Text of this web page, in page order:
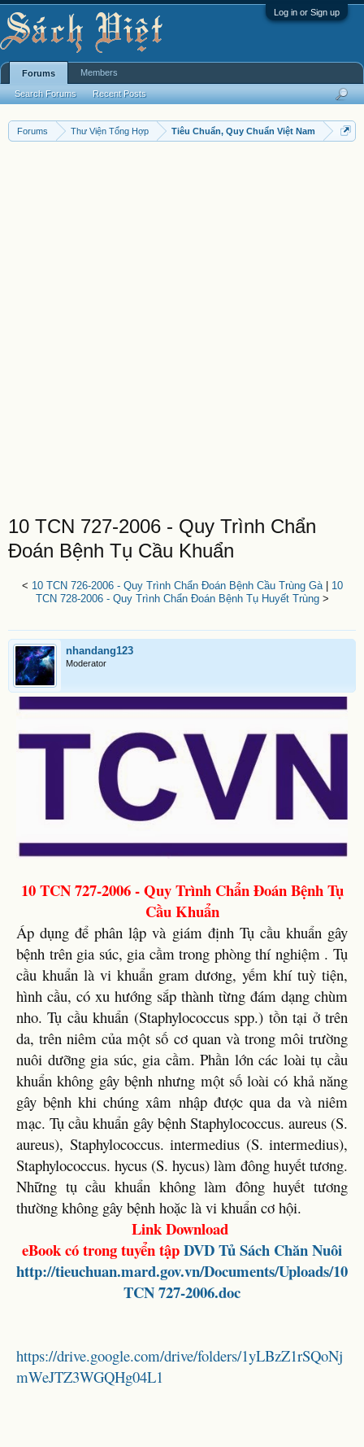
Log in or Sign up
Forums Thư Viện Tổng Hợp Tiêu Chuẩn, Quy Chuẩn Việt Nam
10 TCN 727-2006 - Quy Trình Chẩn
Đoán Bệnh Tụ Cầu Khuẩn
< 10 TCN 726-2006 - Quy Trình Chẩn Đoán Bệnh Cầu Trùng Gà| 10
TCN 728-2006 - Quy Trình Chẩn Đoán Bệnh Tụ Huyết Trùng>
nhandang123
Moderator
10 TCN 727-2006 - Quy Trình Chẩn Đoán Bệnh Tụ
Cầu Khuẩn
Áp dụng để phân lập và giám định Tụ cầu khuẩn gây
bệnh trên gia súc, gia cầm trong phòng thí nghiệm . Tụ
cầu khuẩn là vi khuẩn gram dương, yếm khí tuỳ tiện,
hình cầu, có xu hướng sắp thành từng đám dạng chùm
nho. Tụ cầu khuẩn (Staphylococcus spp.) tồn tại ở trên
da, trên niêm của một số cơ quan và trong môi trường
nuôi dưỡng gia súc, gia cầm. Phần lớn các loài tụ cầu
khuẩn không gây bệnh nhưng một số loài có khả năng
gây bệnh khi chúng xâm nhập được qua da và niêm
mạc. Tụ cầu khuẩn gây bệnh Staphylococcus. aureus (S.
aureus), Staphylococcus. intermedius (S. intermedius),
Staphylococcus. hycus (S. hycus) làm đông huyết tương.
Những tụ cầu khuẩn không làm đông huyết tương
thường không gây bệnh hoặc là vi khuẩn cơ hội.
Link Download
eBook có trong tuyển tậpDVDTủ Sách Chăn Nuôi
http://tieuchuan.mard.gov.vn/Documents/Uploads/10
TCN 727-2006.doc
https://drive.google.com/drive/folders/1yLBzZ1rSQoNj
mWeJTZ3WGQHg04L1
Forums
Search Forums Recent Posts
Members